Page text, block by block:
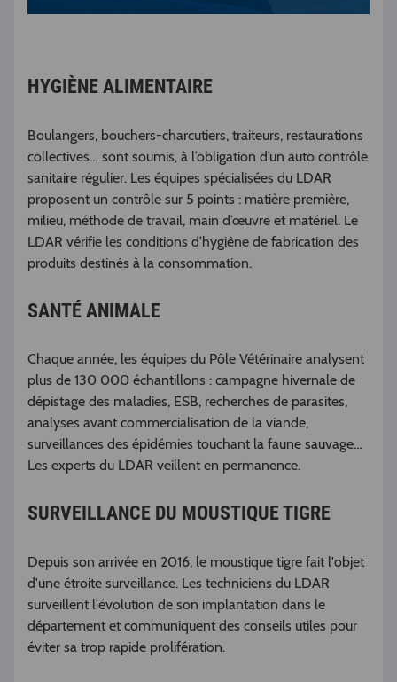
HYGIÈNE ALIMENTAIRE
Boulangers, bouchers-charcutiers, traiteurs, restaurations
collectives… sont soumis, à l’obligation d’un auto contrôle
sanitaire régulier. Les équipes spécialisées du LDAR
proposent un contrôle sur 5 points : matière première,
milieu, méthode de travail, main d’œuvre et matériel. Le
LDAR vérifie les conditions d’hygiène de fabrication des
produits destinés à la consommation.
SANTÉ ANIMALE
Chaque année, les équipes du Pôle Vétérinaire analysent
plus de 130 000 échantillons : campagne hivernale de
dépistage des maladies, ESB, recherches de parasites,
analyses avant commercialisation de la viande,
surveillances des épidémies touchant la faune sauvage…
Les experts du LDAR veillent en permanence.
SURVEILLANCE DU MOUSTIQUE TIGRE
Depuis son arrivée en 2016, le moustique tigre fait l'objet
d'une étroite surveillance. Les techniciens du LDAR
surveillent l'évolution de son implantation dans le
département et communiquent des conseils utiles pour
éviter sa trop rapide prolifération.